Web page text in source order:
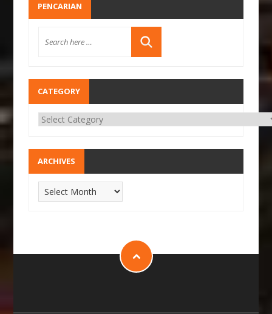
PENCARIAN
CATEGORY
ARCHIVES